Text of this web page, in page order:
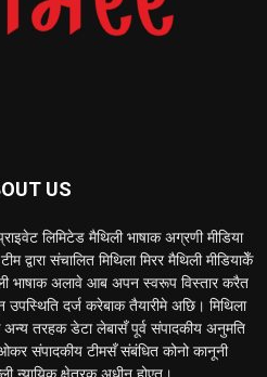
US
लिमिटेड मैथिली भाषाक अग्रणी मीडिया
संचालित मिथिला मिरर मैथिली मीडियाकेँ
भाषाक अलावे आब अपन स्वरूप विस्तार करैत
उपस्थिति दर्ज करेबाक तैयारीमे अछि। मिथिला
तरहक डेटा लेबासँ पूर्व संपादकीय अनुमति
संपादकीय टीमसँ संबंधित कोनो कानूनी